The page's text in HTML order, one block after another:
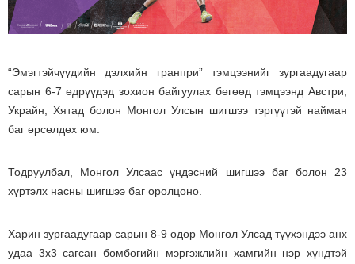
“Эмэгтэйчүүдийн дэлхийн гранпри” тэмцээнийг зургаадугаар
сарын 6-7 өдрүүдэд зохион байгуулах бөгөөд тэмцээнд Австри,
Украйн, Хятад болон Монгол Улсын шигшээ тэргүүтэй найман
баг өрсөлдөх юм.
Тодруулбал, Монгол Улсаас үндэсний шигшээ баг болон 23
хүртэлх насны шигшээ баг оролцоно.
Харин зургаадугаар сарын 8-9 өдөр Монгол Улсад түүхэндээ анх
удаа 3x3 сагсан бөмбөгийн мэргэжлийн хамгийн нэр хүндтэй